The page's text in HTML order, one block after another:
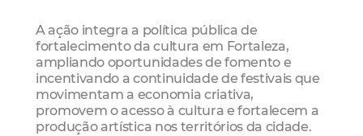
A ação integra a política pública de
fortalecimento da cultura em Fortaleza,
ampliando oportunidades de fomento e
incentivando a continuidade de festivais que
movimentam a economia criativa,
promovem o acesso à cultura e fortalecem a
produção artística nos territórios da cidade.